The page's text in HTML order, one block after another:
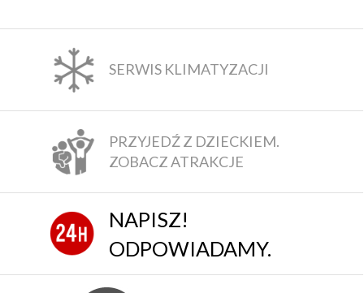
SERWIS KLIMATYZACJI
PRZYJEDŹ Z DZIECKIEM.
ZOBACZ ATRAKCJE
NAPISZ!
ODPOWIADAMY.